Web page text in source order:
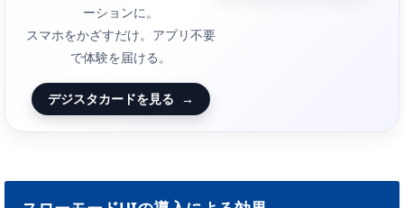
ーションに。
スマホをかざすだけ。アプリ不要
で体験を届ける。
デジスタカードを見る →